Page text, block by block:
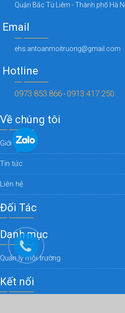
Quận Bắc Từ Liêm - Thành phố Hà
Email
ehs.antoanmoitruong@gmail.com
Hotline
0973.853.866- 0913.417.250
Về chúng tôi
Giới thiệu
Tin tức
Liên hệ
Đối Tác
Danh mục
Quản lý môi trường
Kết nối